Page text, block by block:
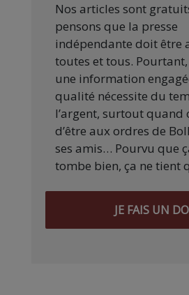
Nos articles sont
pensons que la presse
indépendante doit être
toutes et tous.
une information
qualité nécessite du
l’argent, surtout quand
d’être aux ordres de
ses amis… Pourvu que
tombe bien, ça ne tient
JE FAIS UN